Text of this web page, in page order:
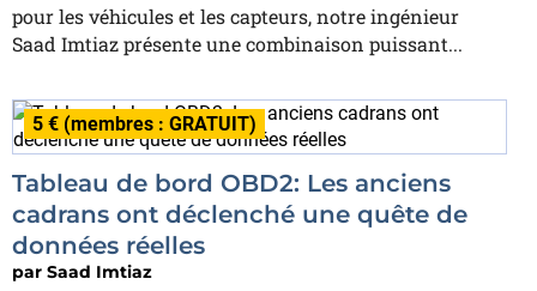
pour les véhicules et les capteurs, notre ingénieur
Saad Imtiaz présente une combinaison puissant...
5 € (membres : GRATUIT)
Tableau de bord OBD2: Les anciens
cadrans ont déclenché une quête de
données réelles
par Saad Imtiaz